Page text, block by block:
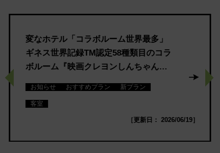
変なホテル「コラボルーム世界最多」
ギネス世界記録TM認定58種類目のコラ
ボルーム『映画クレヨンしんちゃん
パ 「クレヨンしんちゃんルーム」
お知らせ おすすめプラン 新プラン
客室
［更新日： 2026/06/19］